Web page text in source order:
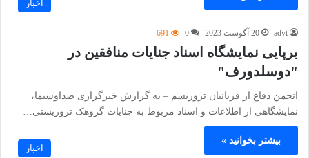
اخبار
advt 20 آگوست 2023 0
691
برپایی نمایشگاه اسناد جنایات منافقین در
"دوسلدورف"
انجمن دفاع از قربانیان تروریسم – به گزارش خبرگزاری صداوسیما،
نمایشگاهی از اطلاعات و اسناد مربوط به جنایات گروهک تروریستی…
بیشتر بخوانید »
اخبار